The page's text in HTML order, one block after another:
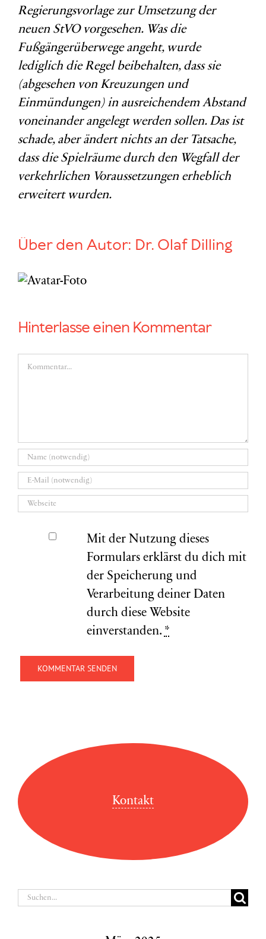
Regierungsvorlage zur Umsetzung der
neuen StVO vorgesehen. Was die
Fußgängerüberwege angeht, wurde
lediglich die Regel beibehalten, dass sie
(abgesehen von Kreuzungen und
Einmündungen) in ausreichendem Abstand
voneinander angelegt werden sollen. Das ist
schade, aber ändert nichts an der Tatsache,
dass die Spielräume durch den Wegfall der
verkehrlichen Voraussetzungen erheblich
erweitert wurden.
Über den Autor: Dr. Olaf Dilling
Hinterlasse einen Kommentar
Kommentar
Mit der Nutzung dieses
Formulars erklärst du dich mit
der Speicherung und
Verarbeitung deiner Daten
durch diese Website
einverstanden. *
Kontakt
Suche